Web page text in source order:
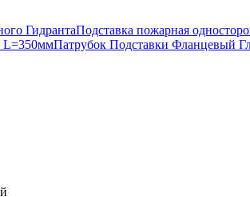
ГидрантаПодставка пожарная
L=350ммПатрубок Подставки Фланцевый